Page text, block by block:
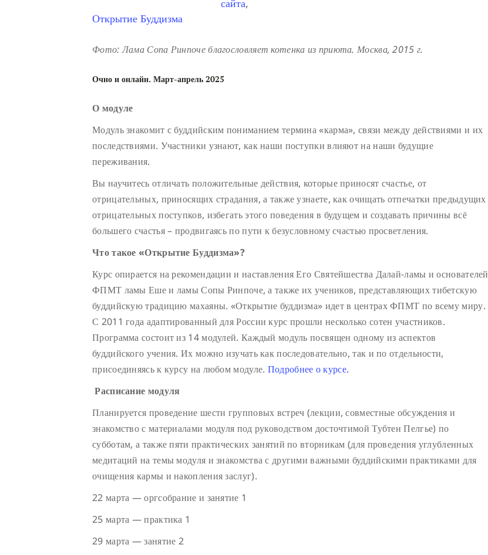
Открытие Буддизма
Фото: Лама Сопа Ринпоче благословляет котенка из приюта. Москва, 2015 г.
Очно и онлайн. Март-апрель 2025
О модуле
Модуль знакомит с буддийским пониманием термина «карма», связи между действиями и их
последствиями. Участники узнают, как наши поступки влияют на наши будущие
переживания.
Вы научитесь отличать положительные действия, которые приносят счастье, от
отрицательных, приносящих страдания, а также узнаете, как очищать отпечатки предыдущих
отрицательных поступков, избегать этого поведения в будущем и создавать причины всё
большего счастья – продвигаясь по пути к безусловному счастью просветления.
Что такое «Открытие Буддизма»?
Курс опирается на рекомендации и наставления Его Святейшества Далай-ламы и основателей
ФПМТ ламы Еше и ламы Сопы Ринпоче, а также их учеников, представляющих тибетскую
буддийскую традицию махаяны. «Открытие буддизма» идет в центрах ФПМТ по всему миру.
С 2011 года адаптированный для России курс прошли несколько сотен участников.
Программа состоит из 14 модулей. Каждый модуль посвящен одному из аспектов
буддийского учения. Их можно изучать как последовательно, так и по отдельности,
присоединяясь к курсу на любом модуле. Подробнее о курсе.
Расписание модуля
Планируется проведение шести групповых встреч (лекции, совместные обсуждения и
знакомство с материалами модуля под руководством досточтимой Тубтен Пелгье) по
субботам, а также пяти практических занятий по вторникам (для проведения углубленных
медитаций на темы модуля и знакомства с другими важными буддийскими практиками для
очищения кармы и накопления заслуг).
22 марта — оргсобрание и занятие 1
25 марта — практика 1
29 марта — занятие 2